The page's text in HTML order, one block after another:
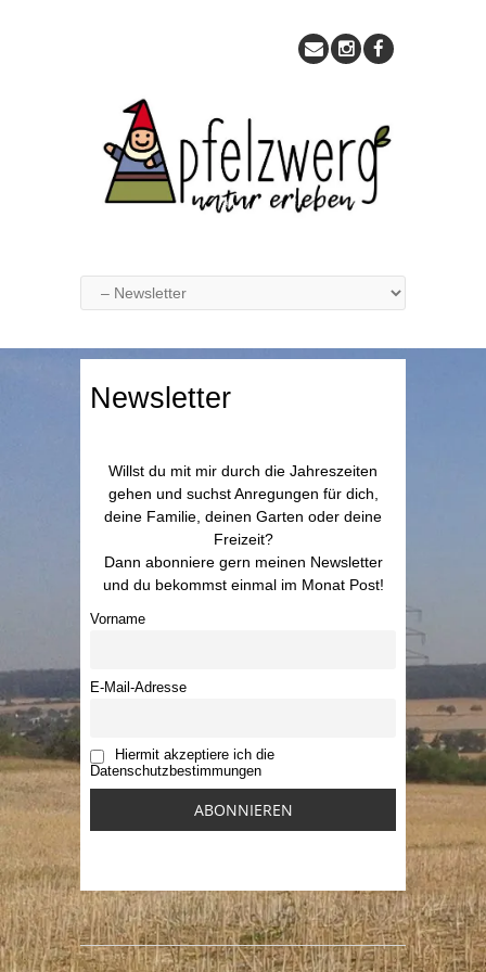
Newsletter
Willst du mit mir durch die Jahreszeiten
gehen und suchst Anregungen für dich,
deine Familie, deinen Garten oder deine
Freizeit?
Dann abonniere gern meinen Newsletter
und du bekommst einmal im Monat Post!
Vorname
E-Mail-Adresse
Hiermit akzeptiere ich die
Datenschutzbestimmungen